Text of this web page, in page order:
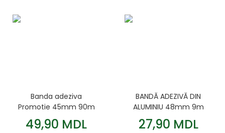
Banda adeziva
Promotie 45mm 90m
alb
49,90 MDL
BANDĂ ADEZIVĂ DIN
ALUMINIU 48mm 9m
27,90 MDL